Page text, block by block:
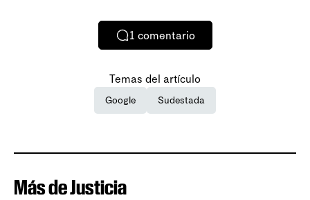
1 comentario
Temas del artículo
Google Sudestada
Más de Justicia